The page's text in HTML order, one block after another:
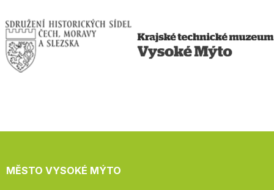
MĚSTO VYSOKÉ MÝTO